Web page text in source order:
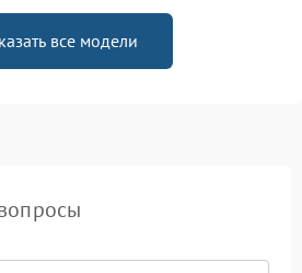
все модели